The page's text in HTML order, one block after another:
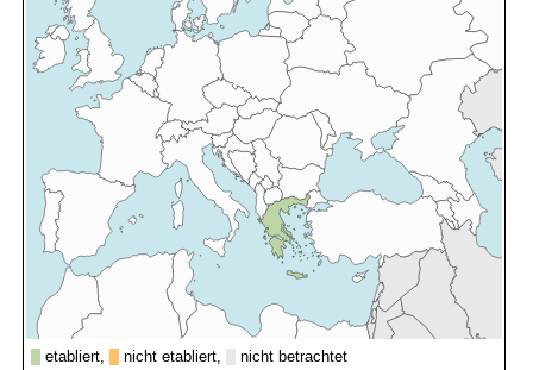
etabliert, nicht etabliert,
nicht betrachtet